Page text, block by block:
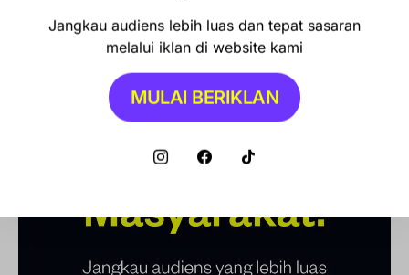
Jangkau audiens lebih luas dan tepat sasaran
melalui iklan di website kami
MULAI BERIKLAN